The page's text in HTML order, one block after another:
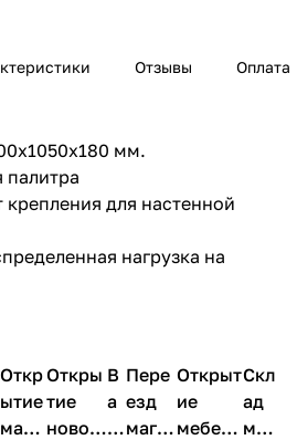
Отзывы Оплата
мм.
для настенной
нагрузка на
Откр
ытие
мага
Откры
тие
новог
В
а
к
Пере
езд
магаз
Открыт
ие
мебель
Скл
ад
меб